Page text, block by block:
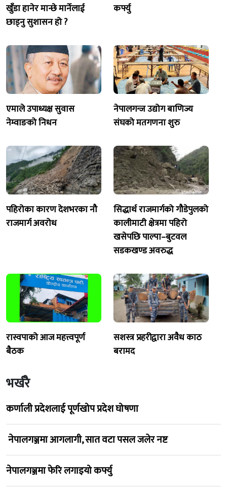
खुँडा हानेर मान्छे मार्नेलाई
छाड्नु सुशासन हो ?
कर्फ्यु
एमाले उपाध्यक्ष सुवास
नेम्वाङको निधन
नेपालगन्ज उद्योग बाणिज्य
संघको मतगणना शुरु
पहिरोका कारण देशभरका नौ
राजमार्ग अवरोध
सिद्धार्थ राजमार्गको गौडेपुलको
कालीमाटी क्षेत्रमा पहिरो
खसेपछि पाल्पा–बुटवल
सडकखण्ड अवरुद्ध
रास्वपाको आज महत्त्वपूर्ण
बैठक
सशस्त्र प्रहरीद्वारा अवैध काठ
बरामद
भर्खरै
कर्णाली प्रदेशलाई पूर्णखोप प्रदेश घोषणा
नेपालगञ्जमा आगलागी, सात वटा पसल जलेर नष्ट
नेपालगञ्जमा फेरि लगाइयो कर्फ्यु